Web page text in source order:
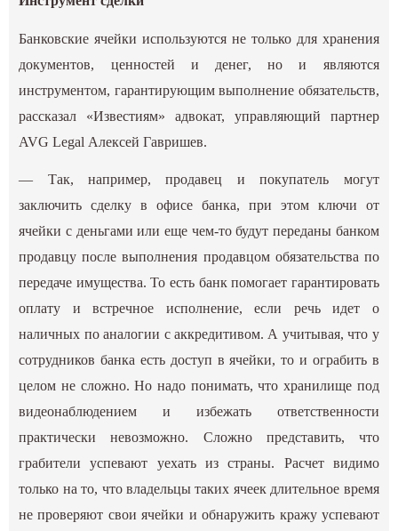
Банковские ячейки используются не только для хранения
документов, ценностей и денег, но и являются
инструментом, гарантирующим выполнение обязательств,
рассказал «Известиям» адвокат, управляющий партнер
AVG Legal Алексей Гавришев.
— Так, например, продавец и покупатель могут
заключить сделку в офисе банка, при этом ключи от
ячейки с деньгами или еще чем-то будут переданы банком
продавцу после выполнения продавцом обязательства по
передаче имущества. То есть банк помогает гарантировать
оплату и встречное исполнение, если речь идет о
наличных по аналогии с аккредитивом. А учитывая, что у
сотрудников банка есть доступ в ячейки, то и ограбить в
целом не сложно. Но надо понимать, что хранилище под
видеонаблюдением и избежать ответственности
практически невозможно. Сложно представить, что
грабители успевают уехать из страны. Расчет видимо
только на то, что владельцы таких ячеек длительное время
не проверяют свои ячейки и обнаружить кражу успевают